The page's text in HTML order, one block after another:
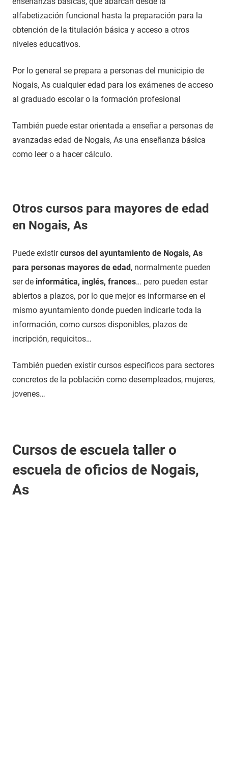
alfabetización funcional hasta la preparación para la
obtención de la titulación básica y acceso a otros
niveles educativos.
Por lo general se prepara a personas del municipio de
Nogais, As cualquier edad para los exámenes de acceso
al graduado escolar o la formación profesional
También puede estar orientada a enseñar a personas de
avanzadas edad de Nogais, As una enseñanza básica
como leer o a hacer cálculo.
Otros cursos para mayores de edad
en Nogais, As
Puede existircursos del ayuntamiento de Nogais, As
para personas mayores de edad, normalmente pueden
ser de informática, inglés, frances… pero pueden estar
abiertos a plazos, por lo que mejor es informarse en el
mismo ayuntamiento donde pueden indicarle toda la
información, como cursos disponibles, plazos de
incripción, requicitos…
También pueden existir cursos especificos para sectores
concretos de la población como desempleados, mujeres,
jovenes…
Cursos de escuela taller o
escuela de oficios de Nogais,
As